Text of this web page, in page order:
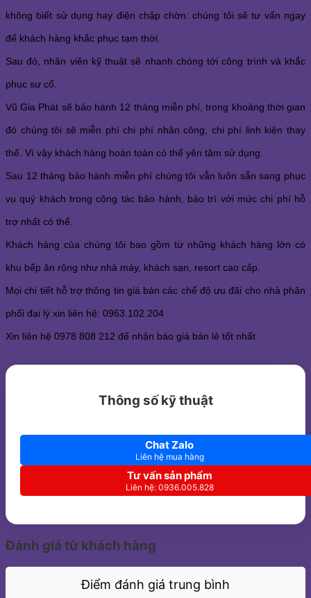
không biết sử dụng hay điện chập chờn: chúng tôi sẽ tư vấn ngay
để khách hàng khắc phục tạm thời.
Sau đó, nhân viên kỹ thuật sẽ nhanh chóng tới công trình và khắc
phục sự cố.
Vũ Gia Phát sẽ bảo hành 12 tháng miễn phí, trong khoảng thời gian
đó chúng tôi sẽ miễn phí chi phí nhân công, chi phí linh kiện thay
thế. Vì vậy khách hàng hoàn toàn có thể yên tâm sử dụng.
Sau 12 tháng bảo hành miễn phí chúng tôi vẫn luôn sẵn sang phục
vụ quý khách trong công tác bảo hành, bảo trì với mức chi phí hỗ
trợ nhất có thể.
Khách hàng của chúng tôi bao gồm từ những khách hàng lớn có
khu bếp ăn rộng như nhà máy, khách sạn, resort cao cấp.
Mọi chi tiết hỗ trợ thông tin giá bán các chế độ ưu đãi cho nhà phân
phối đại lý xin liên hệ: 0963.102.204
Xin liên hệ 0978 808 212 để nhận báo giá bán lẻ tốt nhất
Thông số kỹ thuật
Chat Zalo
Liên hệ mua hàng
Tư vấn sản phẩm
Liên hệ: 0936.005.828
Đánh giá từ khách hàng
Điểm đánh giá trung bình